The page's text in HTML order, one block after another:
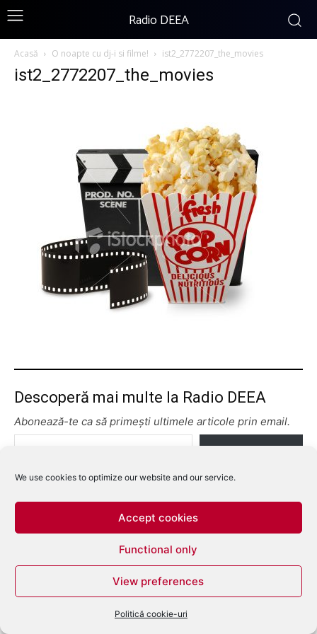
We use cookies to optimize our website and our service.
Accept cookies
Functional only
View preferences
Politică cookie-uri
Radio DEEA
Acasă O noapte cu dj-i si filme! ist2_2772207_the_movies
ist2_2772207_the_movies
Descoperă mai multe la Radio DEEA
Abonează-te ca să primești ultimele articole prin email.
Tastează emailul tău...